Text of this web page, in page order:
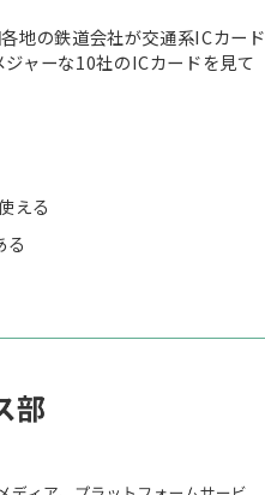
地の鉄道会社が交通系ICカード
ャーな10社のICカードを見て
える
る